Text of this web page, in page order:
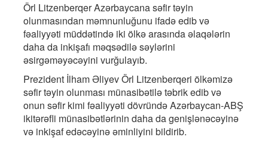
Örl Litzenberqer Azərbaycana səfir təyin
olunmasından məmnunluğunu ifadə edib və
fəaliyyəti müddətində iki ölkə arasında əlaqələrin
daha da inkişafı məqsədilə səylərini
əsirgəməyəcəyini vurğulayıb.
Prezident İlham Əliyev Örl Litzenberqeri ölkəmizə
səfir təyin olunması münasibətilə təbrik edib və
onun səfir kimi fəaliyyəti dövründə Azərbaycan-ABŞ
ikitərəfli münasibətlərinin daha da genişlənəcəyinə
və inkişaf edəcəyinə əminliyini bildirib.